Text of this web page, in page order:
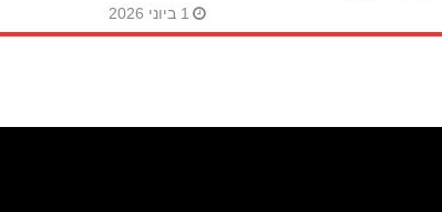
1 ביוני 2026